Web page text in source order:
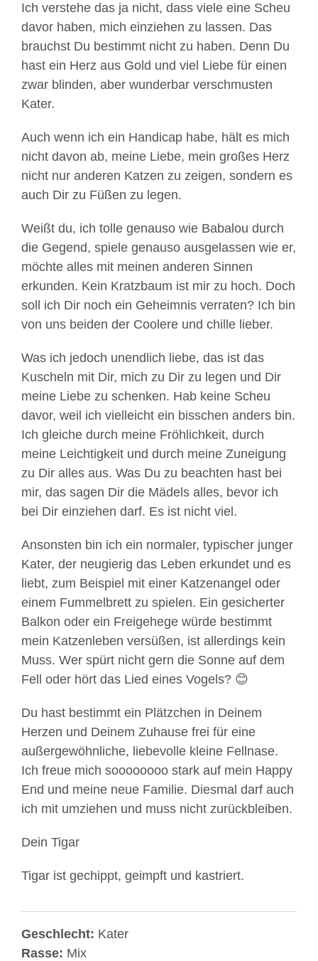
Ich verstehe das ja nicht, dass viele eine Scheu
davor haben, mich einziehen zu lassen. Das
brauchst Du bestimmt nicht zu haben. Denn Du
hast ein Herz aus Gold und viel Liebe für einen
zwar blinden, aber wunderbar verschmusten
Kater.
Auch wenn ich ein Handicap habe, hält es mich
nicht davon ab, meine Liebe, mein großes Herz
nicht nur anderen Katzen zu zeigen, sondern es
auch Dir zu Füßen zu legen.
Weißt du, ich tolle genauso wie Babalou durch
die Gegend, spiele genauso ausgelassen wie er,
möchte alles mit meinen anderen Sinnen
erkunden. Kein Kratzbaum ist mir zu hoch. Doch
soll ich Dir noch ein Geheimnis verraten? Ich bin
von uns beiden der Coolere und chille lieber.
Was ich jedoch unendlich liebe, das ist das
Kuscheln mit Dir, mich zu Dir zu legen und Dir
meine Liebe zu schenken. Hab keine Scheu
davor, weil ich vielleicht ein bisschen anders bin.
Ich gleiche durch meine Fröhlichkeit, durch
meine Leichtigkeit und durch meine Zuneigung
zu Dir alles aus. Was Du zu beachten hast bei
mir, das sagen Dir die Mädels alles, bevor ich
bei Dir einziehen darf. Es ist nicht viel.
Ansonsten bin ich ein normaler, typischer junger
Kater, der neugierig das Leben erkundet und es
liebt, zum Beispiel mit einer Katzenangel oder
einem Fummelbrett zu spielen. Ein gesicherter
Balkon oder ein Freigehege würde bestimmt
mein Katzenleben versüßen, ist allerdings kein
Muss. Wer spürt nicht gern die Sonne auf dem
Fell oder hört das Lied eines Vogels? 😊
Du hast bestimmt ein Plätzchen in Deinem
Herzen und Deinem Zuhause frei für eine
außergewöhnliche, liebevolle kleine Fellnase.
Ich freue mich soooooooo stark auf mein Happy
End und meine neue Familie. Diesmal darf auch
ich mit umziehen und muss nicht zurückbleiben.
Dein Tigar
Tigar ist gechippt, geimpft und kastriert.
Geschlecht: Kater
Rasse: Mix